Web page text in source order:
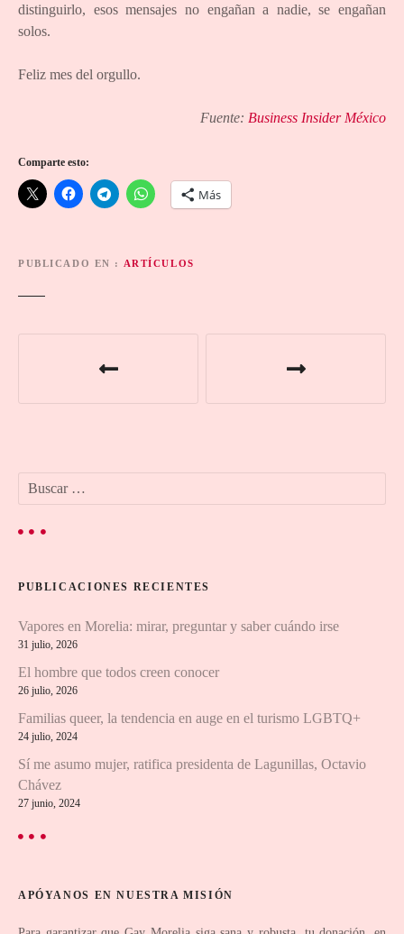
distinguirlo, esos mensajes no engañan a nadie, se engañan
solos.
Feliz mes del orgullo.
Fuente: Business Insider México
Comparte esto:
Más
PUBLICADO EN ARTÍCULOS
g
a
ó
n
d
e
e
n
r
c
:
PUBLICACIONES RECIENTES
Vapores en Morelia: mirar, preguntar y saber cuándo irse
31 julio, 2026
El hombre que todos creen conocer
26 julio, 2026
Familias queer, la tendencia en auge en el turismo LGBTQ+
24 julio, 2024
Sí me asumo mujer, ratifica presidenta de Lagunillas, Octavio
Chávez
27 junio, 2024
APÓYANOS EN NUESTRA MISIÓN